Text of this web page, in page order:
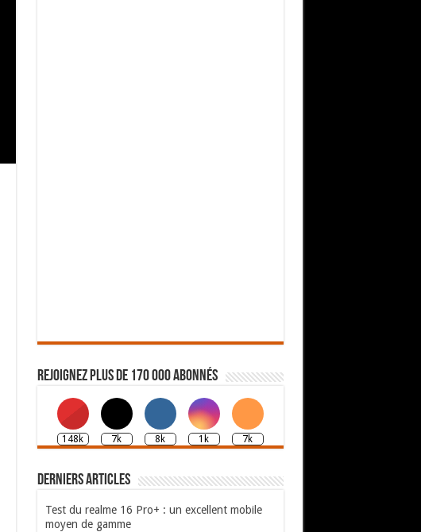
Rejoignez plus de 170 000 abonnés
148k 7k 8k 1k 7k
Derniers articles
Test du realme 16 Pro+ : un excellent mobile
moyen de gamme